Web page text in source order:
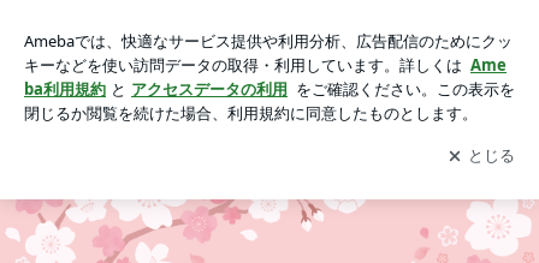
A〜』一緒にお悩みを改善する、あなたの右腕パートナーに♡
アプリをダウンロードして ブログの更新通知
を受け取りまし
ょう。
開く